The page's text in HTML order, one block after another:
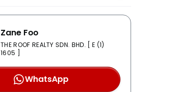
Zane Foo
THE ROOF REALTY SDN. BHD. [ E (1)
1605 ]
WhatsApp